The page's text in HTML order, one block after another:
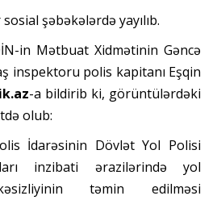
şəbəkələrdə yayılıb.
in Mətbuat Xidmətinin Gəncə
inspektoru polis kapitanı Eşqin
-a bildirib ki, görüntülərdəki
olub:
İdarəsinin Dövlət Yol Polisi
inzibati ərazilərində yol
təmin edilməsi